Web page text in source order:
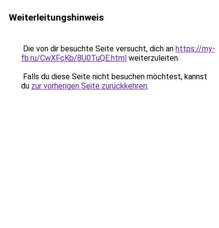
Weiterleitungshinweis
Die von dir besuchte Seite versucht, dich an https://my-
fb.ru/CwXFcKb/8U0TuQE.html weiterzuleiten.
Falls du diese Seite nicht besuchen möchtest, kannst
du zur vorherigen Seite zurückkehren.